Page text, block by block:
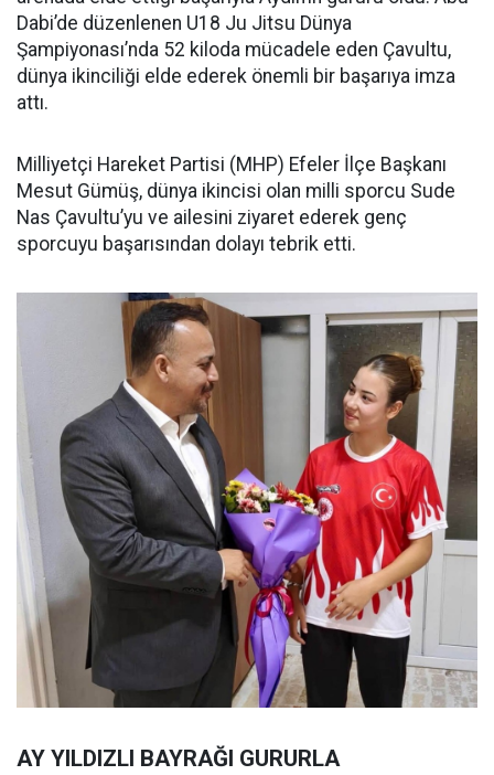
Dabi’de düzenlenen U18 Ju Jitsu Dünya
Şampiyonası’nda 52 kiloda mücadele eden Çavultu,
dünya ikinciliği elde ederek önemli bir başarıya imza
attı.
Milliyetçi Hareket Partisi (MHP) Efeler İlçe Başkanı
Mesut Gümüş, dünya ikincisi olan milli sporcu Sude
Nas Çavultu’yu ve ailesini ziyaret ederek genç
sporcuyu başarısından dolayı tebrik etti.
AY YILDIZLI BAYRAĞI GURURLA